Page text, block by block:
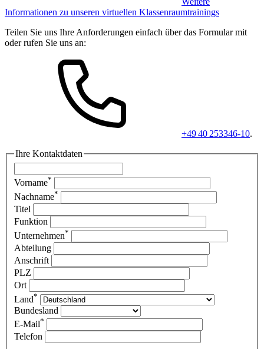
Informationen zu unseren virtuellen Klassenraumtrainings
Teilen Sie uns Ihre Anforderungen einfach über das Formular mit
oder rufen Sie uns an:
+49 40 253346-10.
Ihre Kontaktdaten
Vorname*
Nachname*
Titel
Funktion
Unternehmen*
Abteilung
Anschrift
PLZ
Ort
Land*
Bundesland
E-Mail*
Telefon